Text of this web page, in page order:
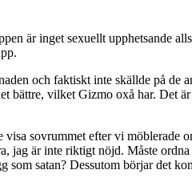
är inget sexuellt upphetsande
och faktiskt inte skällde på de
bättre, vilket Gizmo oxå har. Det
visa sovrummet efter vi möblerade
är inte riktigt nöjd. Måste ordna
satan? Dessutom börjar det